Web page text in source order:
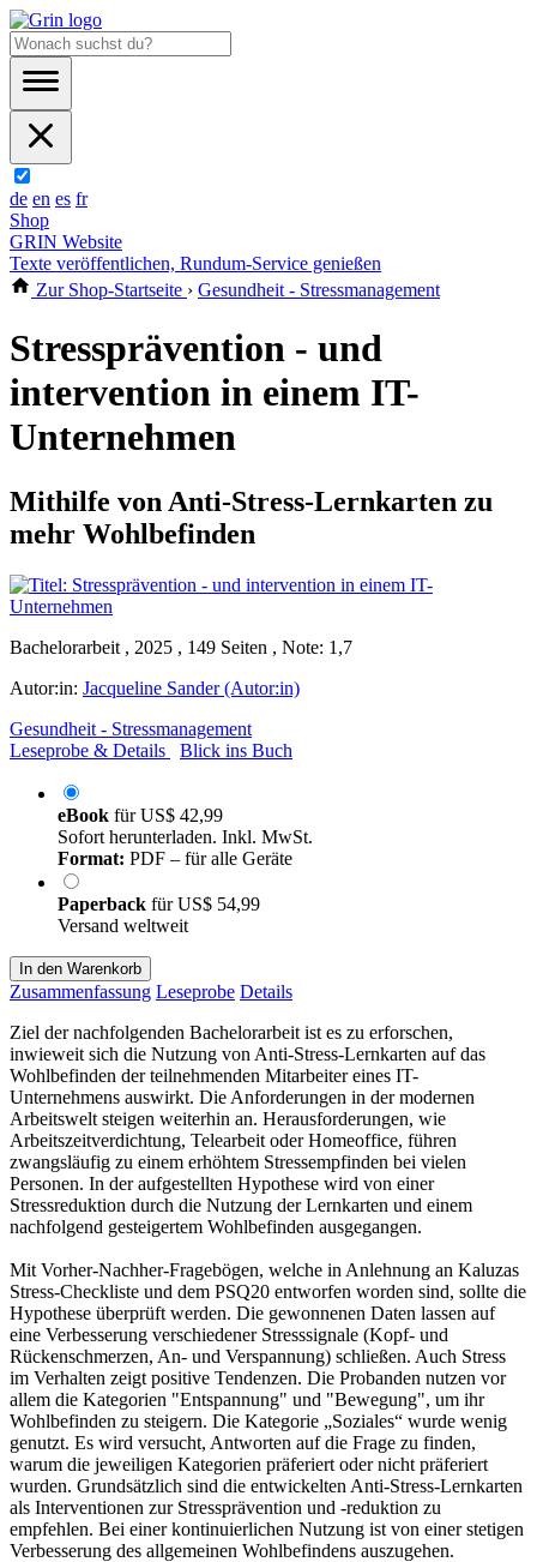
de en es fr
Shop
GRIN Website
Texte veröffentlichen, Rundum-Service genießen
Zur Shop-Startseite › Gesundheit - Stressmanagement
Stressprävention - und
intervention in einem IT-
Unternehmen
Mithilfe von Anti-Stress-Lernkarten zu
mehr Wohlbefinden
Bachelorarbeit , 2025 , 149 Seiten , Note: 1,7
Autor:in: Jacqueline Sander (Autor:in)
Gesundheit - Stressmanagement
Leseprobe & Details
Blick ins Buch
eBook fürUS$ 42,99
Sofort herunterladen. Inkl. MwSt.
Format: PDF – für alle Geräte
Paperback fürUS$ 54,99
Versand weltweit
In den Warenkorb
Zusammenfassung Leseprobe Details
Ziel der nachfolgenden Bachelorarbeit ist es zu erforschen,
inwieweit sich die Nutzung von Anti-Stress-Lernkarten auf das
Wohlbefinden der teilnehmenden Mitarbeiter eines IT-
Unternehmens auswirkt. Die Anforderungen in der modernen
Arbeitswelt steigen weiterhin an. Herausforderungen, wie
Arbeitszeitverdichtung, Telearbeit oder Homeoffice, führen
zwangsläufig zu einem erhöhtem Stressempfinden bei vielen
Personen. In der aufgestellten Hypothese wird von einer
Stressreduktion durch die Nutzung der Lernkarten und einem
nachfolgend gesteigertem Wohlbefinden ausgegangen.
Mit Vorher-Nachher-Fragebögen, welche in Anlehnung an Kaluzas
Stress-Checkliste und dem PSQ20 entworfen worden sind, sollte die
Hypothese überprüft werden. Die gewonnenen Daten lassen auf
eine Verbesserung verschiedener Stresssignale (Kopf- und
Rückenschmerzen, An- und Verspannung) schließen. Auch Stress
im Verhalten zeigt positive Tendenzen. Die Probanden nutzen vor
allem die Kategorien "Entspannung" und "Bewegung", um ihr
Wohlbefinden zu steigern. Die Kategorie „Soziales“ wurde wenig
genutzt. Es wird versucht, Antworten auf die Frage zu finden,
warum die jeweiligen Kategorien präferiert oder nicht präferiert
wurden. Grundsätzlich sind die entwickelten Anti-Stress-Lernkarten
als Interventionen zur Stressprävention und -reduktion zu
empfehlen. Bei einer kontinuierlichen Nutzung ist von einer stetigen
Verbesserung des allgemeinen Wohlbefindens auszugehen.